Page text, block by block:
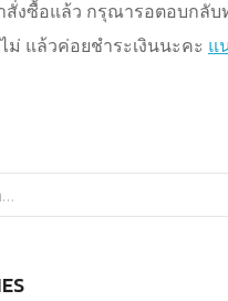
งซื้อแล้ว กรุณารอตอบกลับ
ม่ แล้วค่อยชำระเงินนะคะ แ